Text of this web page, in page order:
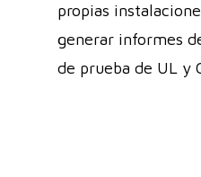
propias
generar informes
de prueba de UL y